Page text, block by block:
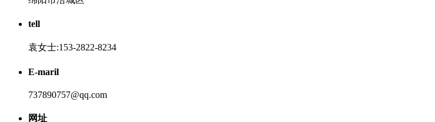
tell
袁女士:153-2822-8234
E-maril
737890757@qq.com
网址